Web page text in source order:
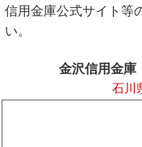
信用金庫公式サイト等
い。
金沢信用金庫
石川